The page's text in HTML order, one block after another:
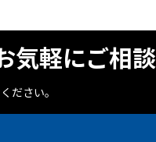
軽にご相談
ださい。